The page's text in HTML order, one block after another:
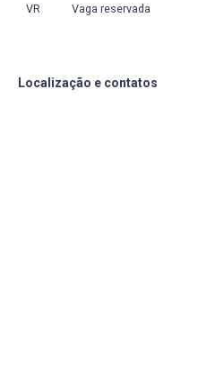
VR
Vaga reservada
Localização e contatos